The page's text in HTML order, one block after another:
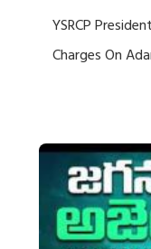
YSRCP
Charges On